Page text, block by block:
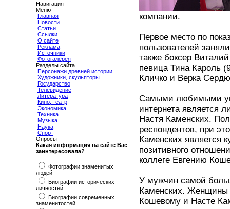
Навигация
Меню
Главная
Новости
Статьи
Ссылки
О сайте
Реклама
Источники
Фотогалерея
Разделы сайта
Персонажи древней истории
Художники, скульпторы
Государство
Телевидение
Литература
Кино, театр
Экономика
Техника
Музыка
Наука
Спорт
Опросы
Какая информация на сайте Вас
заинтересовала?
Фотографии знаменитых
людей
Биографии исторических
личностей
Биографии современных
знаменитостей
компании.
Первое место по
пользователей
также боксер
певица Тина Кароль
Кличко и Верка
Самыми любимыми
интернета является
Настя Каменских.
респондентов, при
Каменских является
позитивного
коллеге Евгению
У мужчин самой
Каменских. Женщины
Кошевому и Насте